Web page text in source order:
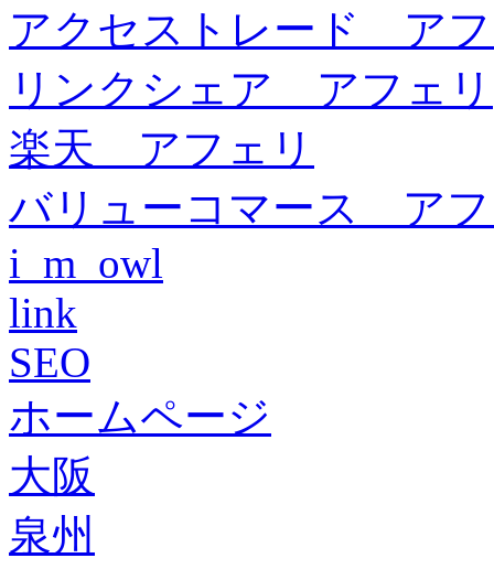
アクセストレード ア
リンクシェア アフェリ
楽天 アフェリ
バリューコマース ア
i_m_owl
link
SEO
ホームページ
大阪
泉州